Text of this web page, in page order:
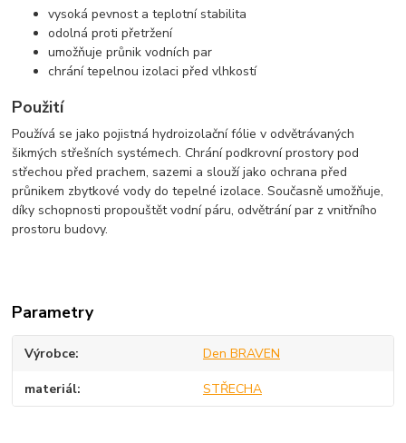
vysoká pevnost a teplotní stabilita
odolná proti přetržení
umožňuje průnik vodních par
chrání tepelnou izolaci před vlhkostí
Použití
Používá se jako pojistná hydroizolační fólie v odvětrávaných
šikmých střešních systémech. Chrání podkrovní prostory pod
střechou před prachem, sazemi a slouží jako ochrana před
průnikem zbytkové vody do tepelné izolace. Současně umožňuje,
díky schopnosti propouštět vodní páru, odvětrání par z vnitřního
prostoru budovy.
Parametry
Výrobce Den BRAVEN
materiál STŘECHA